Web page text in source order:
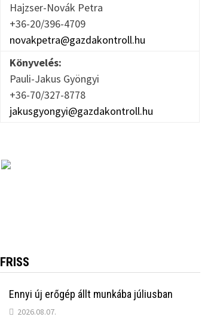
Hajzser-Novák Petra
+36-20/396-4709
novakpetra@gazdakontroll.hu
Könyvelés:
Pauli-Jakus Gyöngyi
+36-70/327-8778
jakusgyongyi@gazdakontroll.hu
FRISS
Ennyi új erőgép állt munkába júliusban
2026.08.07.